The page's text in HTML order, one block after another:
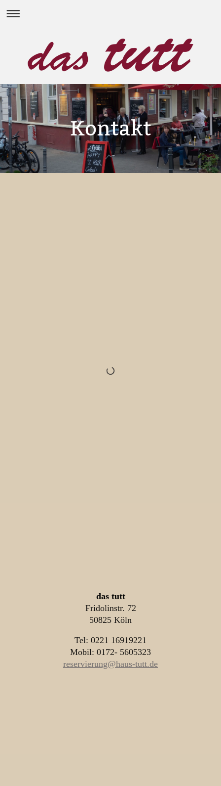
Kontakt
das tutt
Fridolinstr. 72
50825 Köln
Tel: 0221 16919221
Mobil: 0172- 5605323
reservierung@haus-tutt.de